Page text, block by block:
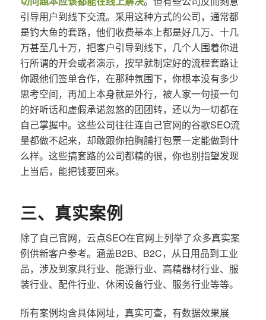
引导用户到线下交流。采用这种方式的公司，通常都
是钓大鱼的套路，他们收费基本上都是好几万、十几
万甚至几十万，把客户引导到线下，几个人围着你进
行所谓的开会或者演示，按早就制定好的流程套路让
你跟他们签单合作，在那种氛围下，你根本没有多少
思考空间，再加上本身就是外行，被人家一句接一句
的好听话和虚假承诺忽悠的团团转，还以为一切都在
自己掌握中。这些公司往往连自己官网的谷歌SEO流
量都做不起来，却敢跟你拍胸脯打包票一定能做到什
么样。这些搞套路的公司都精的很，你也别指望发现
上当后，能把钱要回来。
三、真实案例
除了自己官网，云点SEO在官网上列举了众多真实案
例供新客户参考。涵盖B2B、B2C，从日用品到工业
品，涉及到家具行业、能源行业、高精器材行业、服
装行业、配件行业、休闲设备行业、服务行业等等。
所有案例均含具体网址，真实可查，有数据效果展